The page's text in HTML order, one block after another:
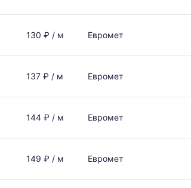
130 ₽ / м Евромет
137 ₽ / м Евромет
144 ₽ / м Евромет
149 ₽ / м Евромет